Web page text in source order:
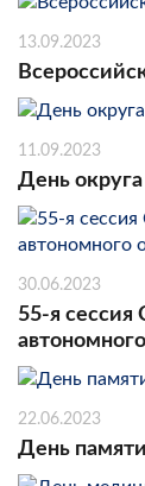
13.09.2023
11.09.2023
День
30.06.2023
55-я сессия
22.06.2023
День